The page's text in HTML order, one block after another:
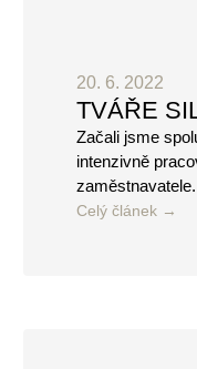
20. 6. 2022
TVÁŘE
Začali jsme
intenzivně
zaměstnavatele.
Celý článek